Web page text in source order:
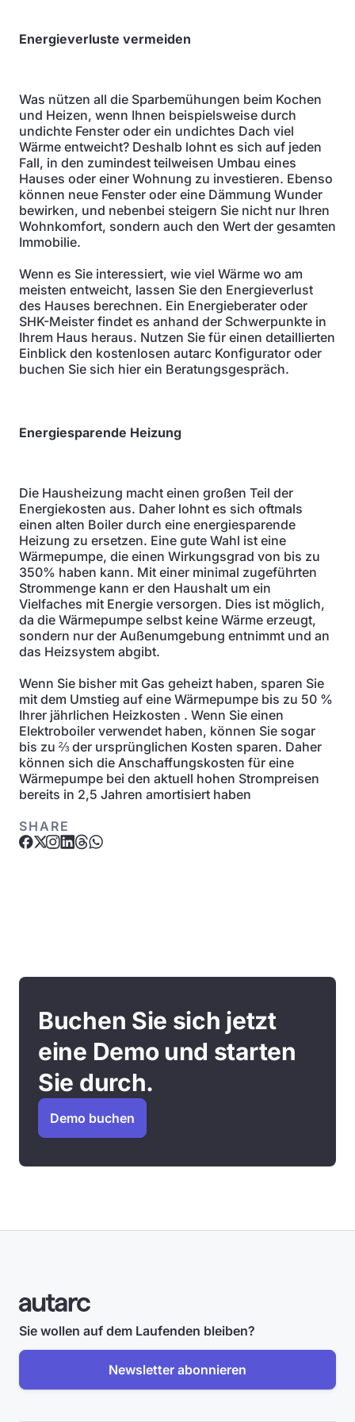
Energieverluste vermeiden
Was nützen all die Sparbemühungen beim Kochen
und Heizen, wenn Ihnen beispielsweise durch
undichte Fenster oder ein undichtes Dach viel
Wärme entweicht? Deshalb lohnt es sich auf jeden
Fall, in den zumindest teilweisen Umbau eines
Hauses oder einer Wohnung zu investieren. Ebenso
können neue Fenster oder eine Dämmung Wunder
bewirken, und nebenbei steigern Sie nicht nur Ihren
Wohnkomfort, sondern auch den Wert der gesamten
Immobilie.
Wenn es Sie interessiert, wie viel Wärme wo am
meisten entweicht, lassen Sie den Energieverlust
des Hauses berechnen. Ein Energieberater oder
SHK-Meister findet es anhand der Schwerpunkte in
Ihrem Haus heraus. Nutzen Sie für einen detaillierten
Einblick den kostenlosen autarc Konfigurator oder
buchen Sie sich hier ein Beratungsgespräch.
Energiesparende Heizung
Die Hausheizung macht einen großen Teil der
Energiekosten aus. Daher lohnt es sich oftmals
einen alten Boiler durch eine energiesparende
Heizung zu ersetzen. Eine gute Wahl ist eine
Wärmepumpe, die einen Wirkungsgrad von bis zu
350% haben kann. Mit einer minimal zugeführten
Strommenge kann er den Haushalt um ein
Vielfaches mit Energie versorgen. Dies ist möglich,
da die Wärmepumpe selbst keine Wärme erzeugt,
sondern nur der Außenumgebung entnimmt und an
das Heizsystem abgibt.
Wenn Sie bisher mit Gas geheizt haben, sparen Sie
mit dem Umstieg auf eine Wärmepumpe bis zu 50 %
Ihrer jährlichen Heizkosten . Wenn Sie einen
Elektroboiler verwendet haben, können Sie sogar
bis zu ⅔ der ursprünglichen Kosten sparen. Daher
können sich die Anschaffungskosten für eine
Wärmepumpe bei den aktuell hohen Strompreisen
bereits in 2,5 Jahren amortisiert haben
SHARE
Buchen Sie sich jetzt
eine Demo und starten
Sie durch.
Demo buchen
Sie wollen auf dem Laufenden bleiben?
Newsletter abonnieren